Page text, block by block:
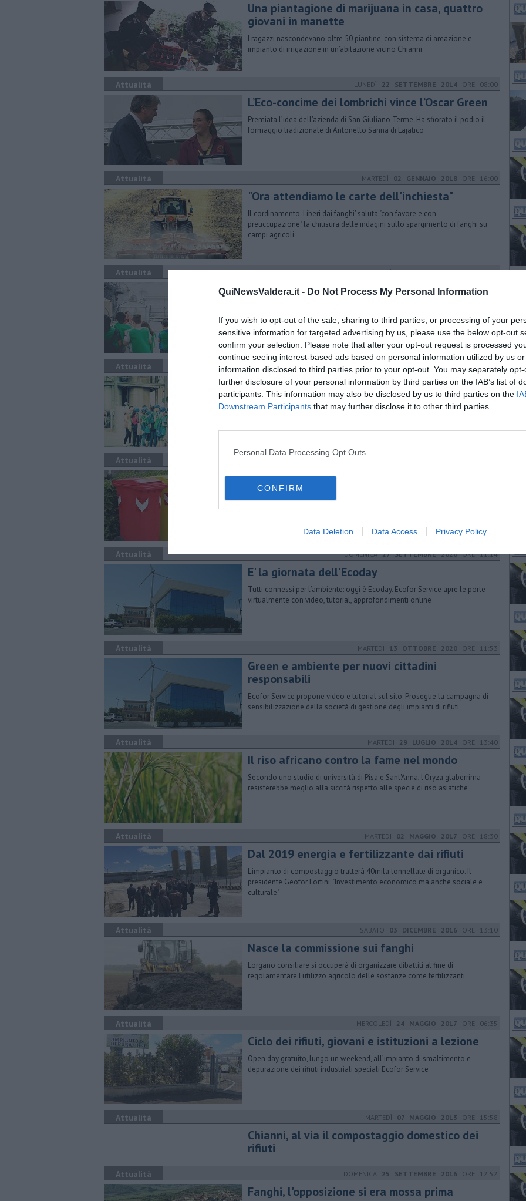
QuiNewsValdera.it - Do Not Process My Personal Information
If you wish to opt-out of the sale, sharing to third parties, or processing of your
sensitive information for targeted advertising by us, please use the below opt-out
confirm your selection. Please note that after your opt-out request is processed
continue seeing interest-based ads based on personal information utilized by us
information disclosed to third parties prior to your opt-out. You may separately
further disclosure of your personal information by third parties on the IAB’s list of
participants. This information may also be disclosed by us to third parties on the
Downstream Participants that may further disclose it to other third parties.
Personal Data Processing Opt Outs
CONFIRM
Data Deletion Data Access Privacy Policy
​Una piantagione di marijuana in casa, quattro
giovani in manette
I ragazzi nascondevano oltre 50 piantine, con sistema di areazione e
impianto di irrigazione in un’abitazione vicino Chianni
Attualità LUNEDÌ 22 SETTEMBRE 2014 ORE 08:00
​L’Eco-concime dei lombrichi vince l’Oscar Green
Premiata l’idea dell'azienda di San Giuliano Terme. Ha sfiorato il podio il
formaggio tradizionale di Antonello Sanna di Lajatico
Attualità MARTEDÌ 02 GENNAIO 2018 ORE 16:00
"Ora attendiamo le carte dell'inchiesta"
Il cordinamento 'Liberi dai fanghi' saluta "con favore e con
preuccupazione" la chiusura delle indagini sullo spargimento di fanghi su
campi agricoli
Attualità VENERDÌ26 MAGGIO 2017ORE 17:08
Porte aperte all’impianto Ecofor di Pontedera
rifiuti industriali non pericolosi. Sabato e domenica Open Day per tutti
Attualità GIOVEDÌ 27 SETTEMBRE 2018ORE 17:30
Partiti gli Ecoday
Da oggi al 30 settembre porte aperte all'impianto di Ecofor Service per
conoscere il ciclo dei rifiuti
Attualità
Più ricicli meno paghi, obiettivo rifiuti zero
Attualità DOMENICA27 SETTEMBRE 2020ORE 11:14
E' la giornata dell'Ecoday
Tutti connessi per l’ambiente: oggi è Ecoday. Ecofor Service apre le porte
virtualmente con video, tutorial, approfondimenti online
Attualità MARTEDÌ 13 OTTOBRE 2020 ORE 11:53
Green e ambiente per nuovi cittadini
responsabili
Ecofor Service propone video e tutorial sul sito. Prosegue la campagna di
sensibilizzazione della società di gestione degli impianti di rifiuti
Attualità MARTEDÌ 29 LUGLIO 2014 ORE 13:40
​Il riso africano contro la fame nel mondo
Secondo uno studio di università di Pisa e Sant'Anna, l'Oryza glaberrima
resisterebbe meglio alla siccità rispetto alle specie di riso asiatiche
Attualità MARTEDÌ 02 MAGGIO 2017 ORE 18:30
Dal 2019 energia e fertilizzante dai rifiuti
L'impianto di compostaggio tratterà 40mila tonnellate di organico. Il
presidente Geofor Fortini: "Investimento economico ma anche sociale e
culturale"
Attualità SABATO 03 DICEMBRE 2016 ORE 13:10
Nasce la commissione sui fanghi
L'organo consiliare si occuperà di organizzare dibattiti al fine di
regolamentare l'utilizzo agricolo delle sostanze come fertilizzanti
Attualità MERCOLEDÌ 24 MAGGIO 2017 ORE 06:35
Ciclo dei rifiuti, giovani e istituzioni a lezione
Open day gratuito, lungo un weekend, all’impianto di smaltimento e
depurazione dei rifiuti industriali speciali Ecofor Service
Attualità MARTEDÌ 07 MAGGIO 2013 ORE 15:58
Chianni, al via il compostaggio domestico dei
rifiuti
Attualità DOMENICA 25 SETTEMBRE 2016 ORE 12:52
Fanghi, l'opposizione si era mossa prima